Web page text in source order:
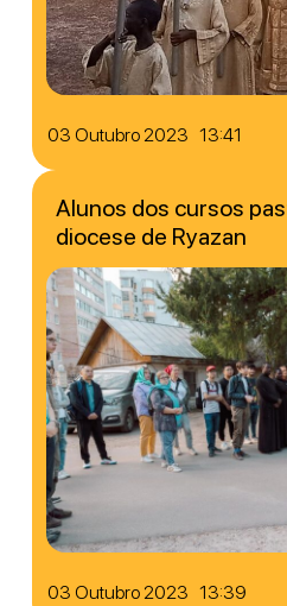
03 Outubro 2023 13:41
03 Outubro 2023 13:39
Alunos dos cursos
diocese de Ryazan